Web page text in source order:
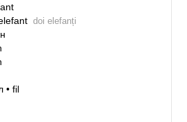
doi elefanți
• fil